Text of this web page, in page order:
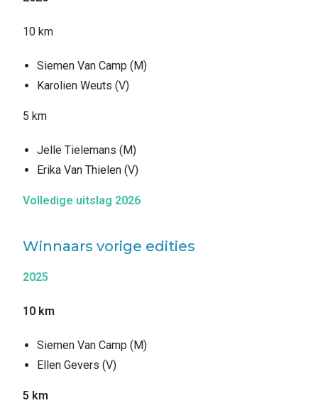
10 km
Siemen Van Camp (M)
Karolien Weuts (V)
5 km
Jelle Tielemans (M)
Erika Van Thielen (V)
Volledige uitslag 2026
Winnaars vorige edities
2025
10 km
Siemen Van Camp (M)
Ellen Gevers (V)
5 km